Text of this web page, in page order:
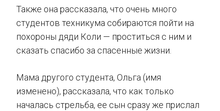
Также она рассказала, что очень много
студентов техникума собираются пойти на
похороны дяди Коли — проститься с ним и
сказать спасибо за спасенные жизни.
Мама другого студента, Ольга (имя
изменено), рассказала, что как только
началась стрельба, ее сын сразу же прислал